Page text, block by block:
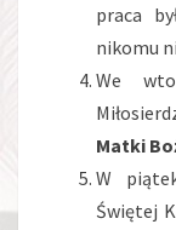
praca
nikomu
We
Matki
W
Świętej